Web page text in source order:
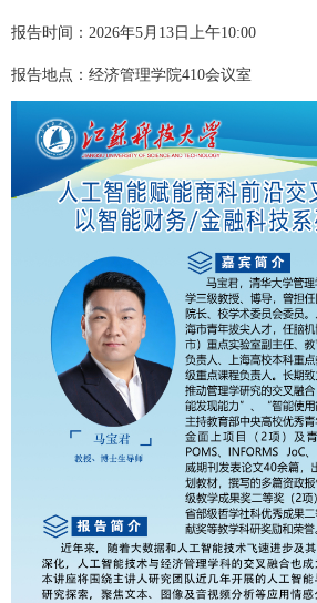
报告时间： 2026年5月13日上午10:00
报告地点：经济管理学院410会议室